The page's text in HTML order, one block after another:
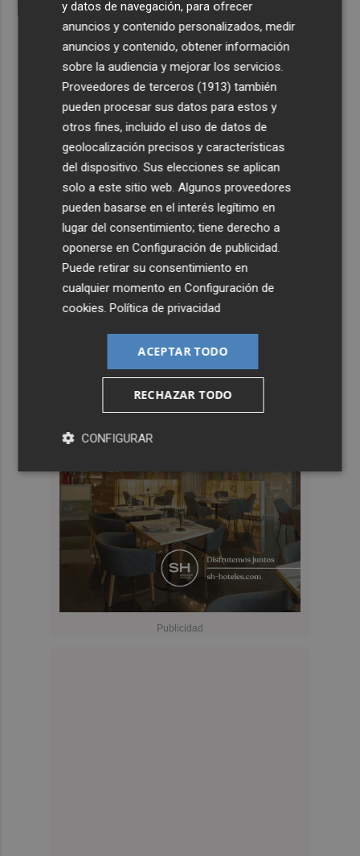
y datos de navegación, para ofrecer
anuncios y contenido personalizados, medir
anuncios y contenido, obtener información
sobre la audiencia y mejorar los servicios.
Proveedores de terceros (1913) también
pueden procesar sus datos para estos y
otros fines, incluido el uso de datos de
geolocalización precisos y características
del dispositivo. Sus elecciones se aplican
solo a este sitio web. Algunos proveedores
pueden basarse en el interés legítimo en
lugar del consentimiento; tiene derecho a
oponerse enConfiguración de publicidad
Puede retirar su consentimiento en
cualquier momento enConfiguración de
cookies .Política de privacidad
ACEPTAR TODO
RECHAZAR TODO
CONFIGURAR